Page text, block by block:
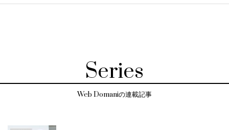
Series
Web Domaniの連載記事